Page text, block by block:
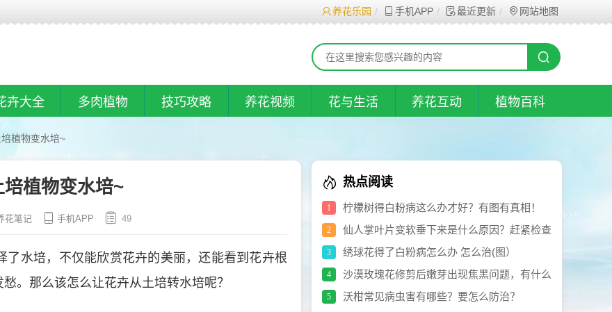
养花乐园 手机APP 最近更新 网站地图
卉大全 多肉植物 技巧攻略 养花视频 花与生活 养花互动 植物百科
植物变水培~
植物变水培~
花笔记 手机APP 49
水培，不仅能欣赏花卉的美丽，还能看到花卉根
。那么该怎么让花卉从土培转水培呢？
热点阅读
1 柠檬树得白粉病这么办才好？有图有真相！
2
仙人掌叶片变软垂下来是什么原因？赶紧检查
看看，再决定如何处理
3 绣球花得了白粉病怎么办 怎么治(图）
4
沙漠玫瑰花修剪后嫩芽出现焦黑问题，有什么
方法治疗？
5 沃柑常见病虫害有哪些？要怎么防治？